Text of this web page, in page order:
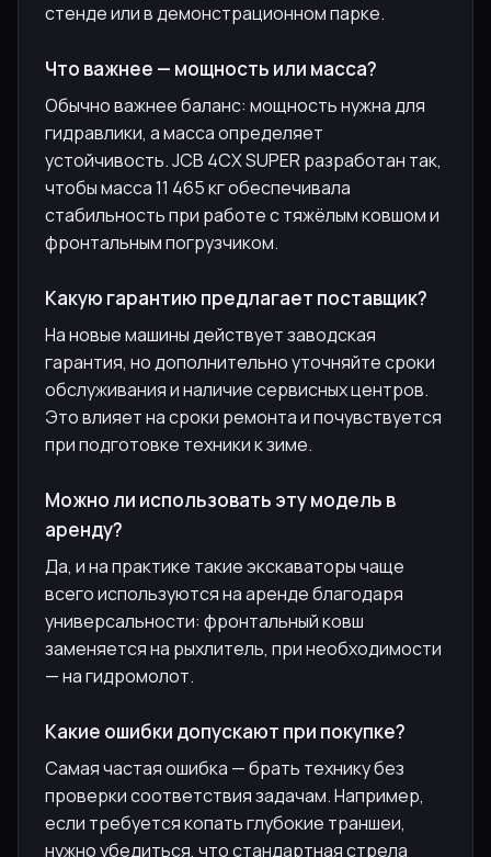
стенде или в демонстрационном парке.
Что важнее — мощность или масса?
Обычно важнее баланс: мощность нужна для
гидравлики, а масса определяет
устойчивость. JCB 4CX SUPER разработан так,
чтобы масса 11 465 кг обеспечивала
стабильность при работе с тяжёлым ковшом и
фронтальным погрузчиком.
Какую гарантию предлагает поставщик?
На новые машины действует заводская
гарантия, но дополнительно уточняйте сроки
обслуживания и наличие сервисных центров.
Это влияет на сроки ремонта и почувствуется
при подготовке техники к зиме.
Можно ли использовать эту модель в
аренду?
Да, и на практике такие экскаваторы чаще
всего используются на аренде благодаря
универсальности: фронтальный ковш
заменяется на рыхлитель, при необходимости
— на гидромолот.
Какие ошибки допускают при покупке?
Самая частая ошибка — брать технику без
проверки соответствия задачам. Например,
если требуется копать глубокие траншеи,
нужно убедиться, что стандартная стрела